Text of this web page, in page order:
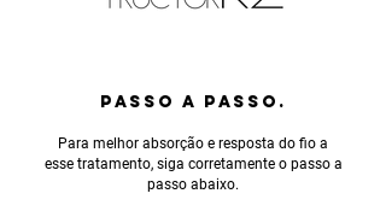
PASSO A PASSO.
Para melhor absorção e resposta do fio a
esse tratamento, siga corretamente o passo a
passo abaixo.